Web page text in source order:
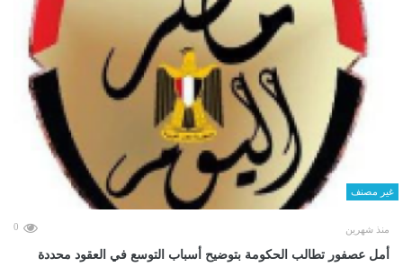
غير مصنف
منذ شهرين 0
أمل عصفور تطالب الحكومة بتوضيح أسباب التوسع في العقود محددة